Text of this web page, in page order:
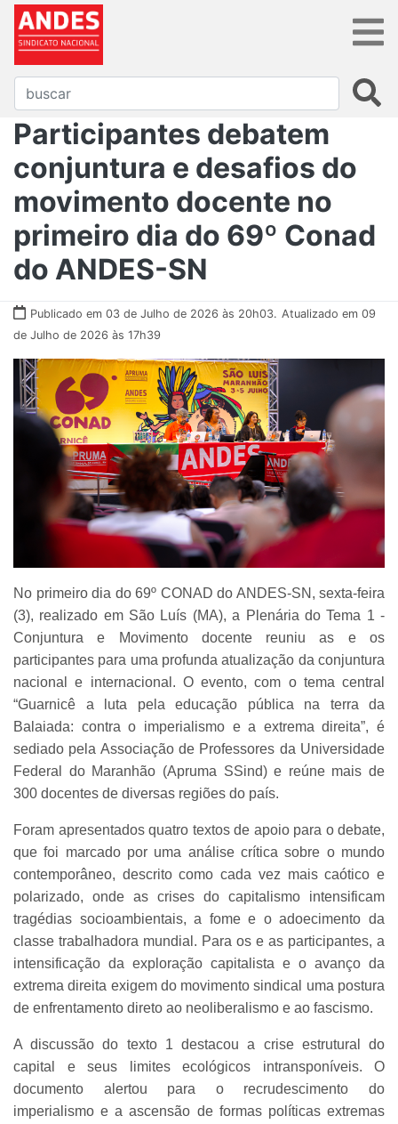
Participantes debatem
conjuntura e desafios do
movimento docente no
primeiro dia do 69º Conad
do ANDES-SN
Publicado em 03 de Julho de 2026 às 20h03. Atualizado em 09
de Julho de 2026 às 17h39
No primeiro dia do 69º CONAD do ANDES-SN, sexta-feira
(3), realizado em São Luís (MA), a Plenária do Tema 1 -
Conjuntura e Movimento docente reuniu as e os
participantes para uma profunda atualização da conjuntura
nacional e internacional. O evento, com o tema central
“Guarnicê a luta pela educação pública na terra da
Balaiada: contra o imperialismo e a extrema direita”, é
sediado pela Associação de Professores da Universidade
Federal do Maranhão (Apruma SSind) e reúne mais de
300 docentes de diversas regiões do país.
Foram apresentados quatro textos de apoio para o debate,
que foi marcado por uma análise crítica sobre o mundo
contemporâneo, descrito como cada vez mais caótico e
polarizado, onde as crises do capitalismo intensificam
tragédias socioambientais, a fome e o adoecimento da
classe trabalhadora mundial. Para os e as participantes, a
intensificação da exploração capitalista e o avanço da
extrema direita exigem do movimento sindical uma postura
de enfrentamento direto ao neoliberalismo e ao fascismo.
A discussão do texto 1 destacou a crise estrutural do
capital e seus limites ecológicos intransponíveis. O
documento alertou para o recrudescimento do
imperialismo e a ascensão de formas políticas extremas